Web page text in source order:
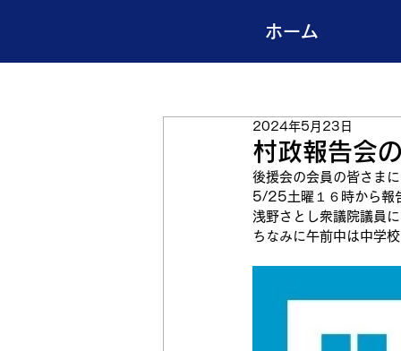
ホーム
村政報告会
2024年5月23日
後援会の会員の皆さま
5/25土曜１６時から報
浅野さとし衆議院議員
ちなみに午前中は中学